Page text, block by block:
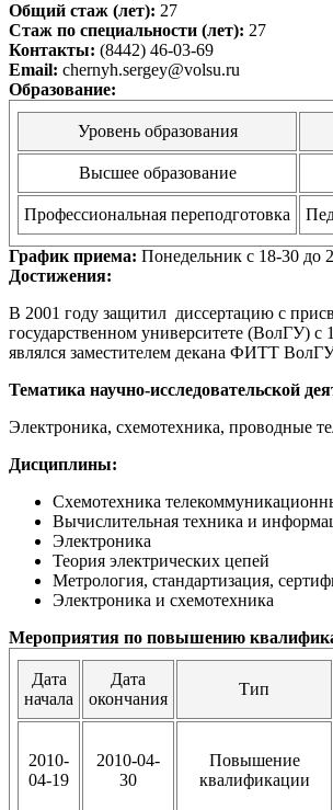
Общий стаж (лет): 27
Стаж по специальности (лет): 27
Контакты: (8442) 46-03-69
Email: chernyh.sergey@volsu.ru
Образование:
Уровень образования
Высшее образование
Профессиональная переподготовка
График приема: Понедельник с 18-30 до
Достижения:
В 2001 году защитил диссертацию с
государственном университете (ВолГУ) с
являлся заместителем декана ФИТТ
Тематика научно-исследовательской
Электроника, схемотехника, проводные
Дисциплины:
Схемотехника
Вычислительная техника и
Электроника
Теория электрических цепей
Метрология, стандартизация,
Электроника и схемотехника
Мероприятия по повышению
Дата
начала
Дата
окончания
Тип
2010-
04-19
2010-04-
30
Повышение
квалификации